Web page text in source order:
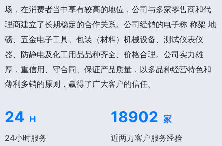
场，在消费者当中享有较高的地位，公司与多家零售商和代
理商建立了长期稳定的合作关系。公司经销的电子称 称架 地
磅、五金电子工具、包装（材料）机械设备、测试仪表仪
器、防静电及化工用品品种齐全、价格合理。公司实力雄
厚，重信用、守合同、保证产品质量，以多品种经营特色和
薄利多销的原则，赢得了广大客户的信任。
24 H
24小时服务
18902 家
近两万客户服务经验